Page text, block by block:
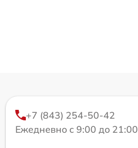
+7 (843) 254-50-42
Ежедневно с 9:00 до 21:00